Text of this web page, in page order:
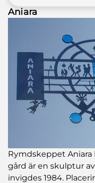
Aniara
Rymdskeppet Aniara
gård är en skulptur
invigdes 1984.